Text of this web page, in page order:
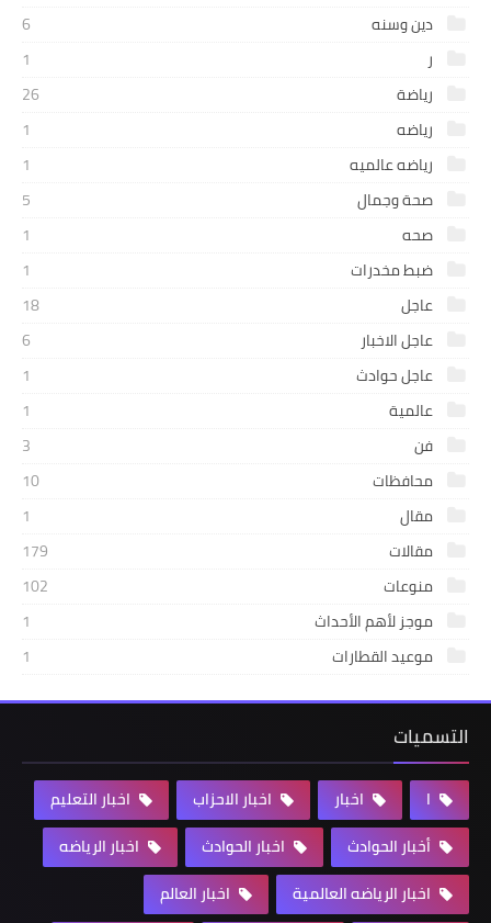
دين وسنه
6
ر
1
رياضة
26
رياضه
1
رياضه عالميه
1
صحة وجمال
5
صحه
1
ضبط مخدرات
1
عاجل
18
عاجل الاخبار
6
عاجل حوادث
1
عالمية
1
فن
3
محافظات
10
مقال
1
مقالات
179
منوعات
102
موجز لأهم الأحداث
1
موعيد القطارات
1
التسميات
ا اخبار اخبار الاحزاب
اخبار التعليم
أخبار الحوادث
اخبار الحوادث
اخبار الرياضه
اخبار الرياضه العالمية
اخبار العالم